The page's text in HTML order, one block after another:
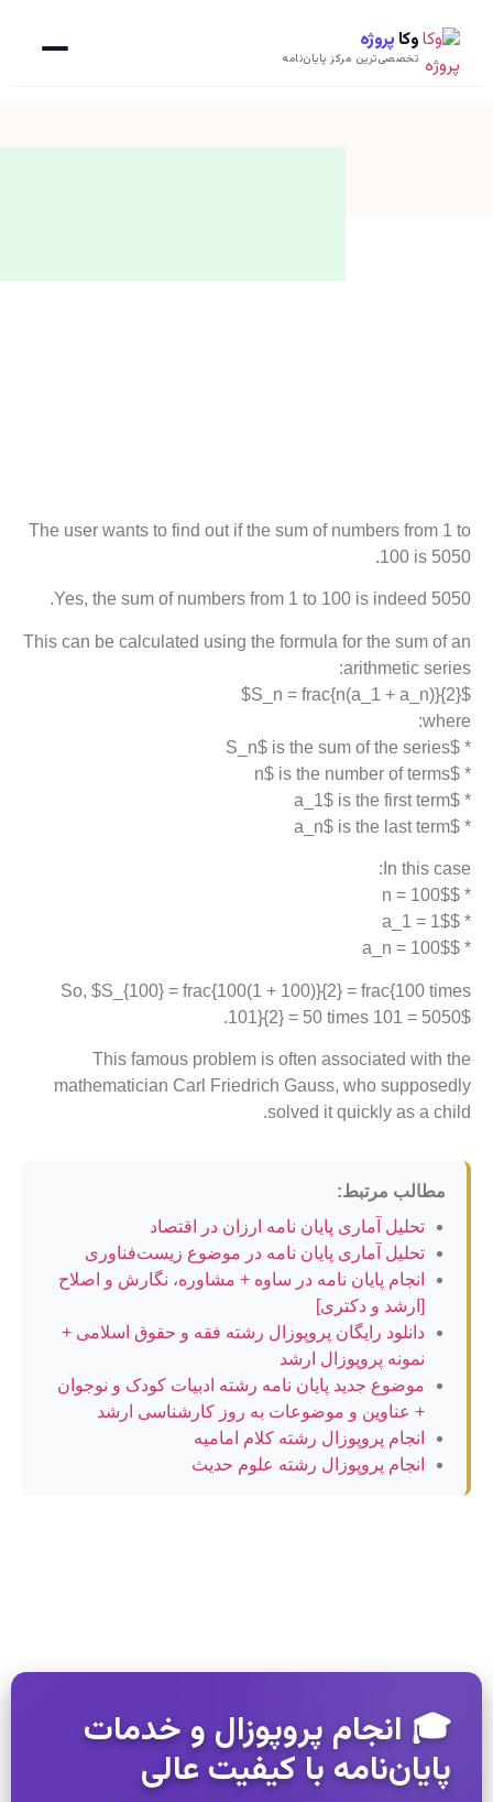
وکا پروژه
تخصصی‌ترین مرکز پایان‌نامه
The user wants to find out if the sum of numbers from 1 to
100 is 5050.
Yes, the sum of numbers from 1 to 100 is indeed 5050.
This can be calculated using the formula for the sum of an
arithmetic series:
$S_n = frac{n(a_1 + a_n)}{2}$
where:
* $S_n$ is the sum of the series
* $n$ is the number of terms
* $a_1$ is the first term
* $a_n$ is the last term
In this case:
* $n = 100$
* $a_1 = 1$
* $a_n = 100$
So, $S_{100} = frac{100(1 + 100)}{2} = frac{100 times
101}{2} = 50 times 101 = 5050$.
This famous problem is often associated with the
mathematician Carl Friedrich Gauss, who supposedly
solved it quickly as a child.
مطالب مرتبط:
تحلیل آماری پایان نامه ارزان در اقتصاد
تحلیل آماری پایان نامه در موضوع زیست‌فناوری
انجام پایان نامه در ساوه + مشاوره، نگارش و اصلاح
[ارشد و دکتری]
دانلود رایگان پروپوزال رشته فقه و حقوق اسلامی +
نمونه پروپوزال ارشد
موضوع جدید پایان نامه رشته ادبیات کودک و نوجوان
+ عناوین و موضوعات به روز کارشناسی ارشد
انجام پروپوزال رشته کلام امامیه
انجام پروپوزال رشته علوم حدیث
🎓 انجام پروپوزال و خدمات
پایان‌نامه با کیفیت عالی